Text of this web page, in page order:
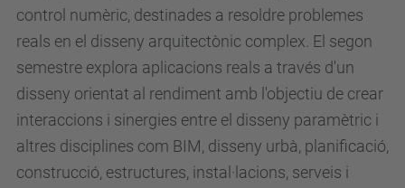
control numèric, destinades a resoldre problemes
reals en el disseny arquitectònic complex. El segon
semestre explora aplicacions reals a través d'un
disseny orientat al rendiment amb l'objectiu de crear
interaccions i sinergies entre el disseny paramètric i
altres disciplines com BIM, disseny urbà, planificació,
construcció, estructures, instal·lacions, serveis i